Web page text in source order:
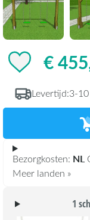
€
Levertijd:3-
Bezorgkosten: NL
Meer landen »
1